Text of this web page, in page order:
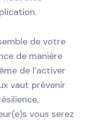
de votre
de manière
de l’activer
vaut prévenir
vous serez